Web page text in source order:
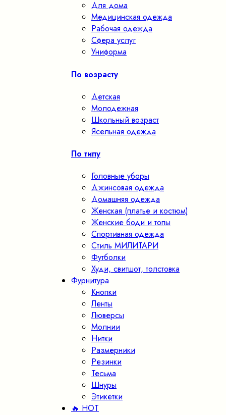
Для дома
Медицинская одежда
Рабочая одежда
Сфера услуг
Униформа
По возрасту
Детская
Молодежная
Школьный возраст
Ясельная одежда
По типу
Головные уборы
Джинсовая одежда
Домашняя одежда
Женская (платье и костюм)
Женские боди и топы
Спортивная одежда
Стиль МИЛИТАРИ
Футболки
Худи, свитшот, толстовка
Фурнитура
Кнопки
Ленты
Люверсы
Молнии
Нитки
Размерники
Резинки
Тесьма
Шнуры
Этикетки
🔥 HOT